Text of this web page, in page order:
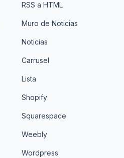
RSS a HTML
Muro de Noticias
Noticias
Carrusel
Lista
Shopify
Squarespace
Weebly
Wordpress